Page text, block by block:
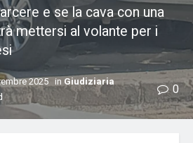
e se la cava con una
mettersi al volante per i
2025 in Giudiziaria
0